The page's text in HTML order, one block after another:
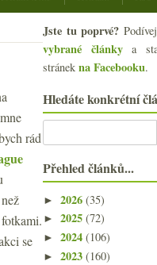
rád
se
Jste tu poprvé?
vybrané článkya
stránek na Facebooku.
Hledáte konkrétní
Přehled článků...
► 2026 (35)
► 2025 (72)
► 2024 (106)
► 2023 (160)